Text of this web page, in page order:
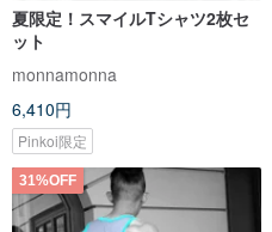
夏限定！スマイルTシャツ2枚セ
ット
monnamonna
6,410円
Pinkoi限定
31%OFF